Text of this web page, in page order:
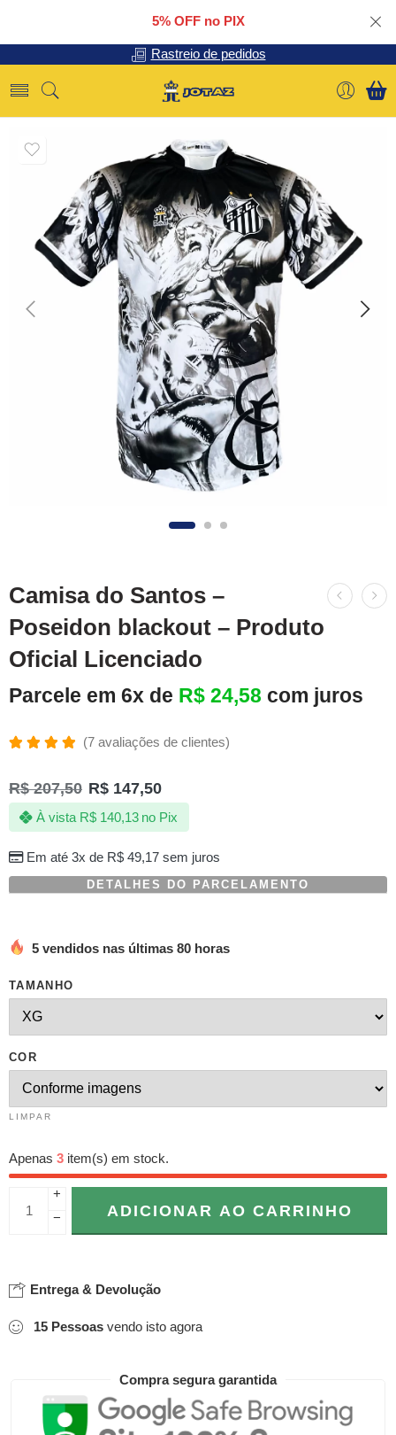
5% OFF no PIX
Rastreio de pedidos
Camisa do Santos –
Poseidon blackout – Produto
Oficial Licenciado
Parcele em 6x de R$ 24,58 com juros
4.86de 5,
com
baseado
em
de
clientes
(7avaliações de clientes)
R$207,50 R$ 147,50
Em até 3x de R$49,17sem juros
À vista R$140,13 no Pix
DETALHES DO PARCELAMENTO
5 vendidos nas últimas 80 horas
TAMANHO
COR
LIMPAR
Apenas 3 item(s) em stock.
+
−
ADICIONAR AO CARRINHO
Entrega & Devolução
15 Pessoas vendo isto agora
Compra segura garantida